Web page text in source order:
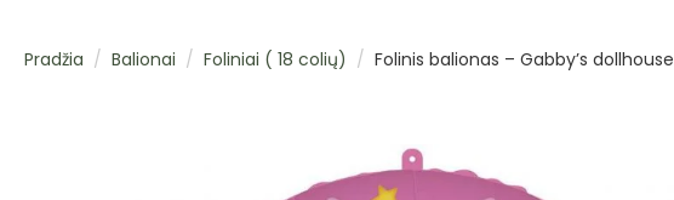
Pradžia Balionai Foliniai ( 18 colių) Folinis balionas – Gabby’s dollhouse